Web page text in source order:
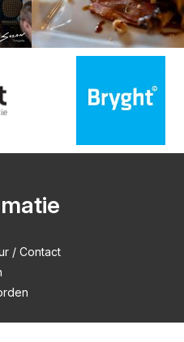
/ Contact